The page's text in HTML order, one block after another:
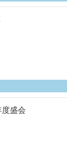
度盛会